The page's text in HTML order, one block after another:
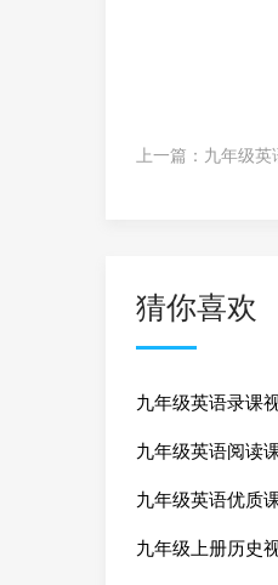
上一篇： 九年级英
猜你喜欢
九年级英语录课
九年级英语阅读
九年级英语优质
九年级上册历史